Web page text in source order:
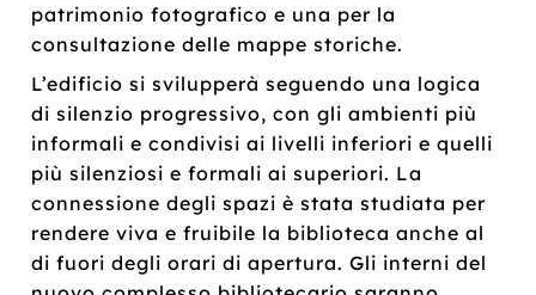
patrimonio fotografico e una per la
consultazione delle mappe storiche.
L’edificio si svilupperà seguendo una logica
di silenzio progressivo, con gli ambienti più
informali e condivisi ai livelli inferiori e quelli
più silenziosi e formali ai superiori. La
connessione degli spazi è stata studiata per
rendere viva e fruibile la biblioteca anche al
di fuori degli orari di apertura. Gli interni del